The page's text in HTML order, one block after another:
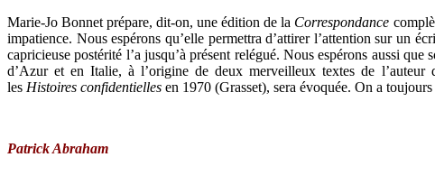
Marie-Jo Bonnet prépare, dit-on, une édition de la Correspondance
impatience. Nous espérons qu’elle permettra d’attirer l’attention sur un
capricieuse postérité l’a jusqu’à présent relégué. Nous espérons aussi
d’Azur et en Italie, à l’origine de deux merveilleux textes de l’auteur
les Histoires confidentielles en 1970 (Grasset), sera évoquée. On a
Patrick Abraham